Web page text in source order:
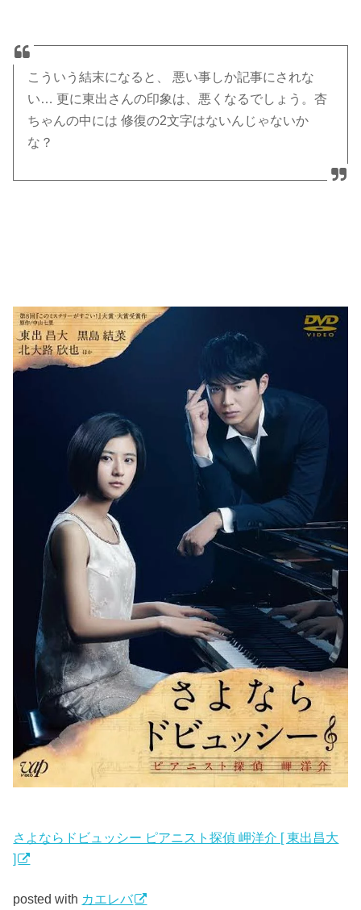
こういう結末になると、 悪い事しか記事にされな
い… 更に東出さんの印象は、悪くなるでしょう。杏
ちゃんの中には 修復の2文字はないんじゃないか
な？
さよならドビュッシー ピアニスト探偵 岬洋介 [ 東出昌大
]
posted with カエレバ